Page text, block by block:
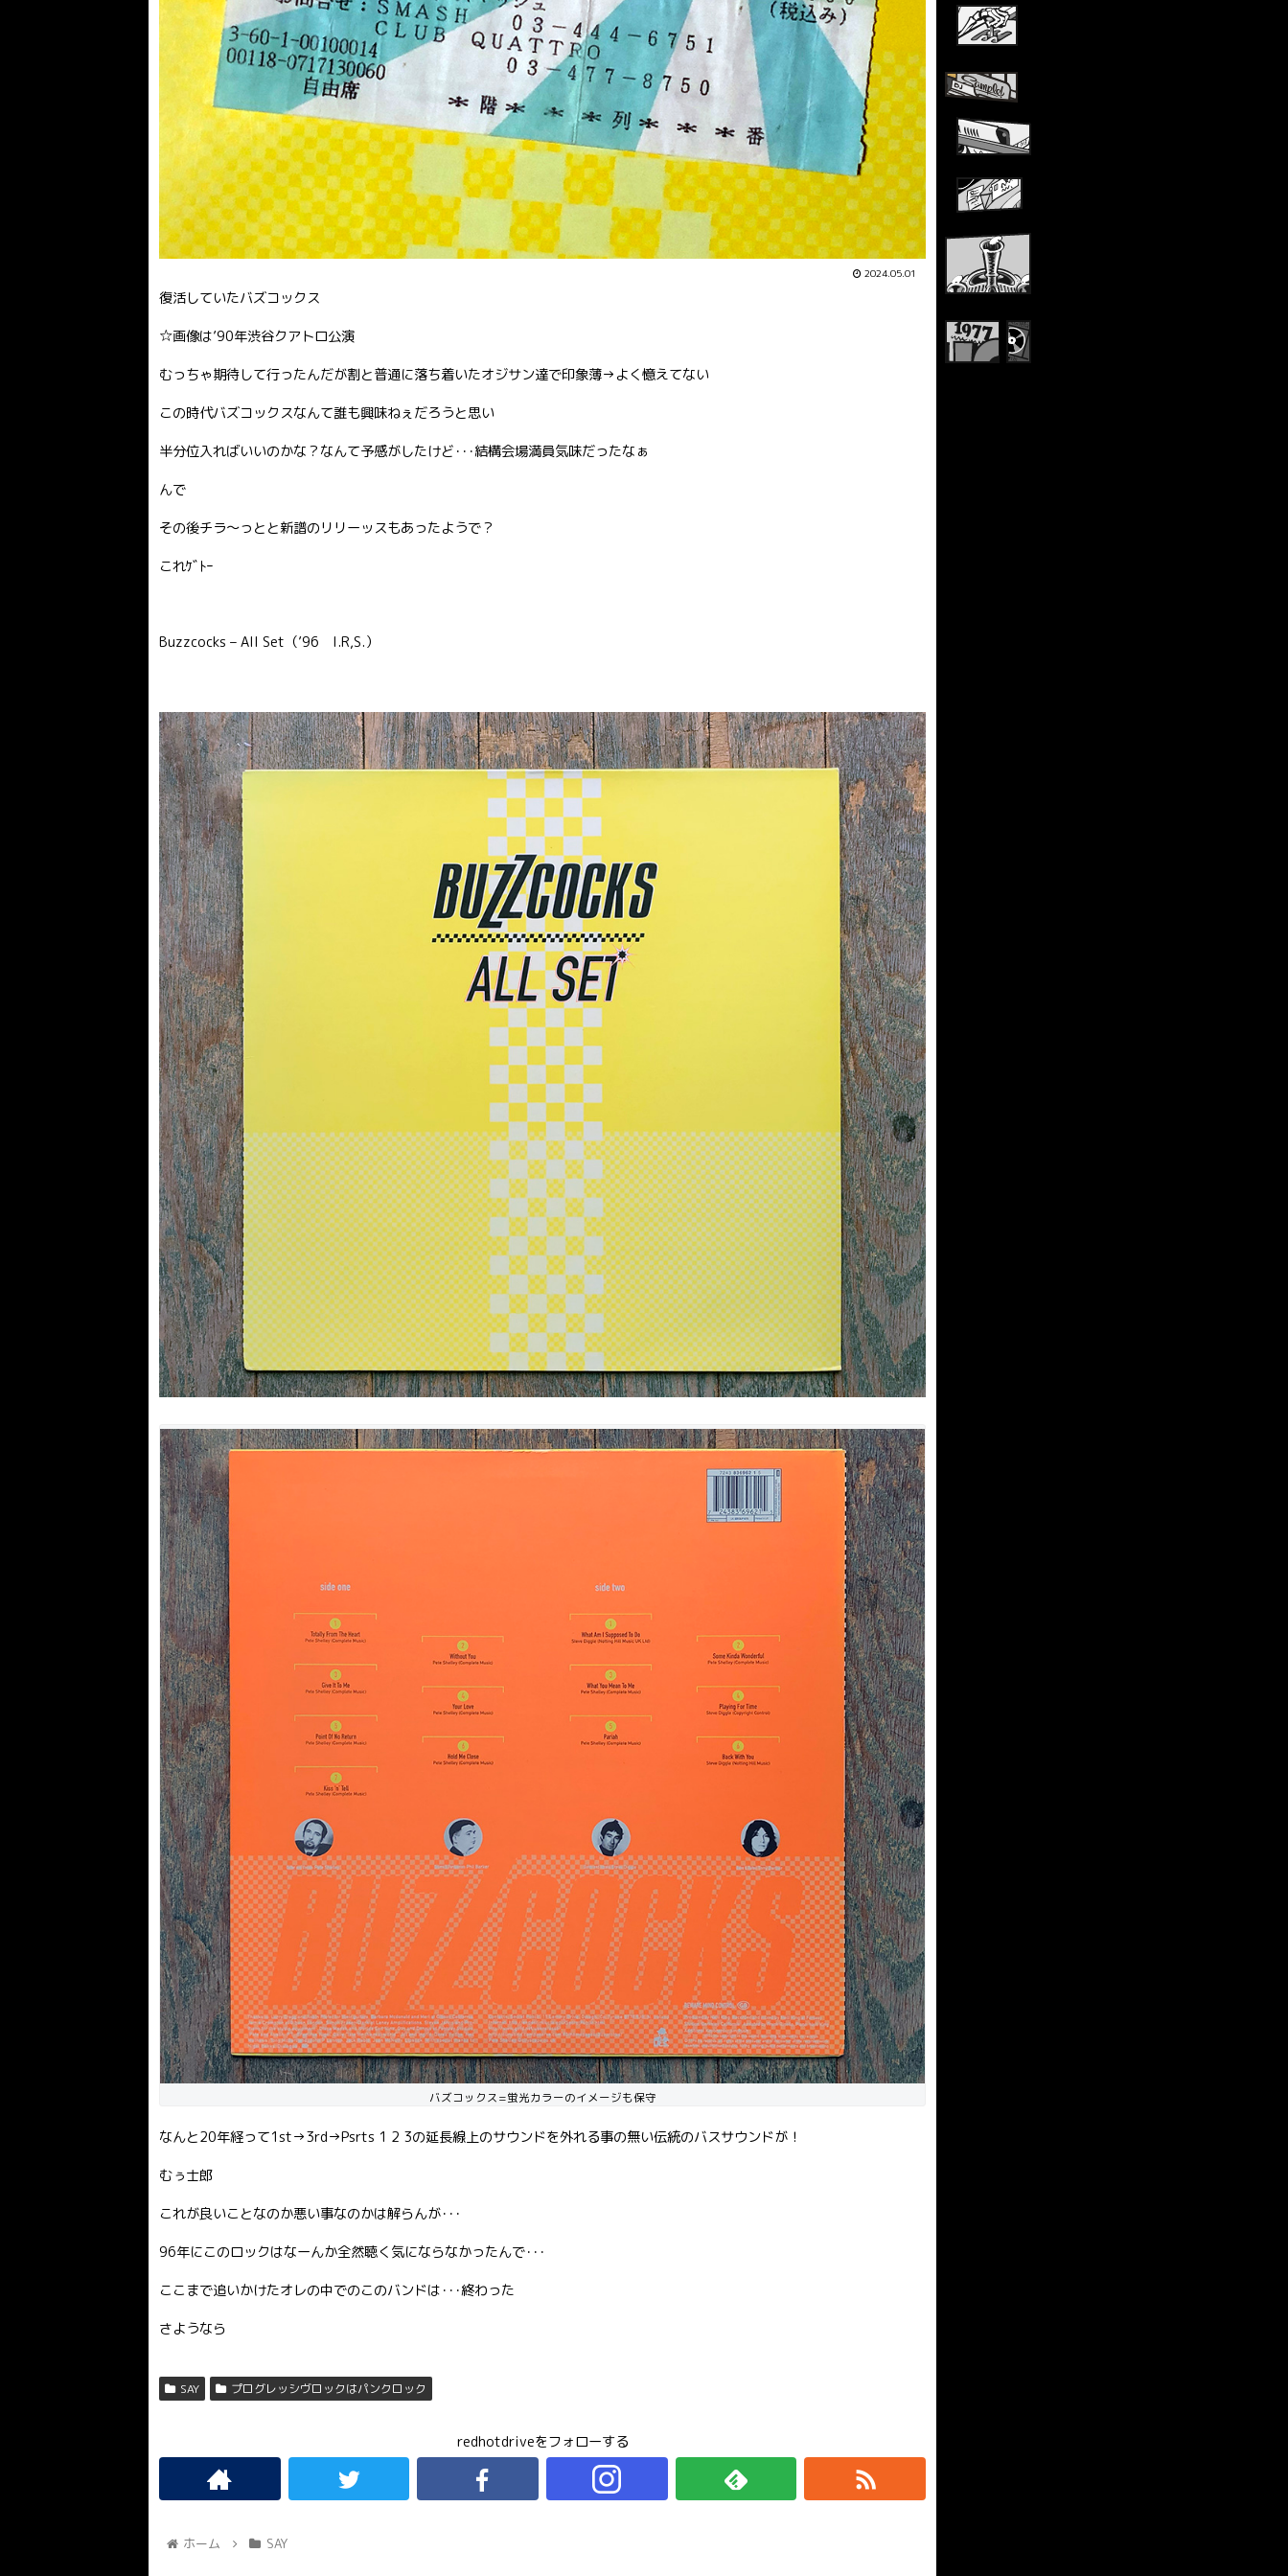
2024.05.01
復活していたバズコックス
☆画像は’90年渋谷クアトロ公演
むっちゃ期待して行ったんだが割と普通に落ち着いたオジサン達で印象薄→よく憶えてない
この時代バズコックスなんて誰も興味ねぇだろうと思い
半分位入ればいいのかな？なんて予感がしたけど･･･結構会場満員気味だったなぁ
んで
その後チラ〜っとと新譜のリリーッスもあったようで？
これｹﾞﾄｰ
Buzzcocks – All Set（’96 I.R,S.）
バズコックス=蛍光カラーのイメージも保守
なんと20年経って1st→3rd→Psrts 1 2 3の延長線上のサウンドを外れる事の無い伝統のバスサウンドが！
むぅ士郎
これが良いことなのか悪い事なのかは解らんが･･･
96年にこのロックはなーんか全然聴く気にならなかったんで･･･
ここまで追いかけたオレの中でのこのバンドは･･･終わった
さようなら
SAY プログレッシヴロックはパンクロック
redhotdriveをフォローする
ホーム SAY